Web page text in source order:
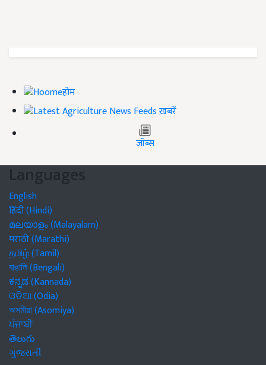
होम
ख़बरें
जॉब्स
Languages
English
हिंदी (Hindi)
മലയാളം (Malayalam)
मराठी (Marathi)
தமிழ் (Tamil)
বাঙালি (Bengali)
ಕನ್ನಡ (Kannada)
ଓଡିଆ (Odia)
অসমীয়া (Asomiya)
ਪੰਜਾਬੀ
తెలుగు
ગુજરાતી